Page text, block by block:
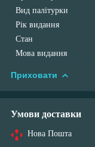
Вид палітурки
Рік видання
Стан
Мова видання
Приховати
Умови доставки
Нова Пошта